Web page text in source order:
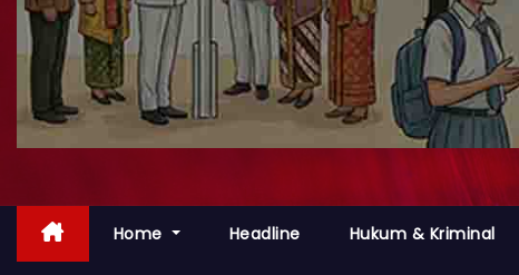
Home Headline Hukum & Kriminal